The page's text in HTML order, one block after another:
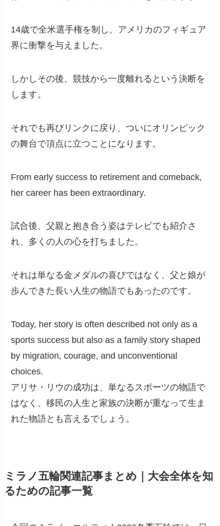
14歳で全米選手権を制し、アメリカのフィギュア
界に衝撃を与えました。
しかしその後、競技から一度離れるという決断を
します。
それでも再びリンクに戻り、ついにオリンピック
の舞台で頂点に立つことになります。
From early success to retirement and comeback,
her career has been extraordinary.
試合後、父親と抱き合う姿はテレビでも紹介さ
れ、多くの人の心を打ちました。
それは単なる金メダルの喜びではなく、父と娘が
歩んできた長い人生の物語でもあったのです。
Today, her story is often described not only as a
sports success but also as a family story shaped
by migration, courage, and unconventional
choices.
アリサ・リウの成功は、単なるスポーツの物語で
はなく、移民の人生と家族の決断が重なって生ま
れた物語とも言えるでしょう。
ミラノ五輪関連記事まとめ｜大会全体を知
るための記事一覧